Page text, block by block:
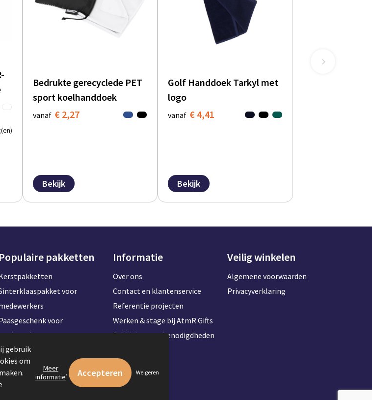
Bedrukte gerecyclede PET
sport koelhanddoek
vanaf € 2,27
Bekijk
Golf Handdoek Tarkyl met
logo
vanaf € 4,41
Bekijk
Populaire pakketten
voor
voor
voor
Zomerpakketten voor
Informatie
Over ons
Contact en klantenservice
Referentie projecten
Werken & stage bij AtmR Gifts
Bekijk kantoorbenodigdheden
Veilig winkelen
Algemene voorwaarden
Privacyverklaring
gebruik
om
Meer
informatie. Weigeren